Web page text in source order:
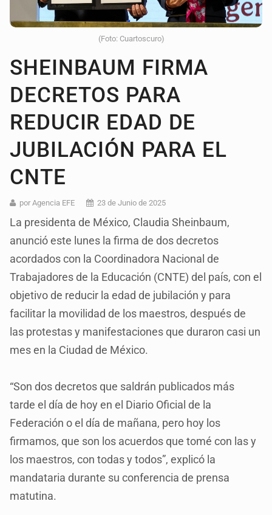
(Foto: Cuartoscuro)
SHEINBAUM FIRMA
DECRETOS PARA
REDUCIR EDAD DE
JUBILACIÓN PARA EL
CNTE
por Agencia EFE 23 de Junio de 2025
La presidenta de México, Claudia Sheinbaum,
anunció este lunes la firma de dos decretos
acordados con la Coordinadora Nacional de
Trabajadores de la Educación (CNTE) del país, con el
objetivo de reducir la edad de jubilación y para
facilitar la movilidad de los maestros, después de
las protestas y manifestaciones que duraron casi un
mes en la Ciudad de México.
“Son dos decretos que saldrán publicados más
tarde el día de hoy en el Diario Oficial de la
Federación o el día de mañana, pero hoy los
firmamos, que son los acuerdos que tomé con las y
los maestros, con todas y todos”, explicó la
mandataria durante su conferencia de prensa
matutina.